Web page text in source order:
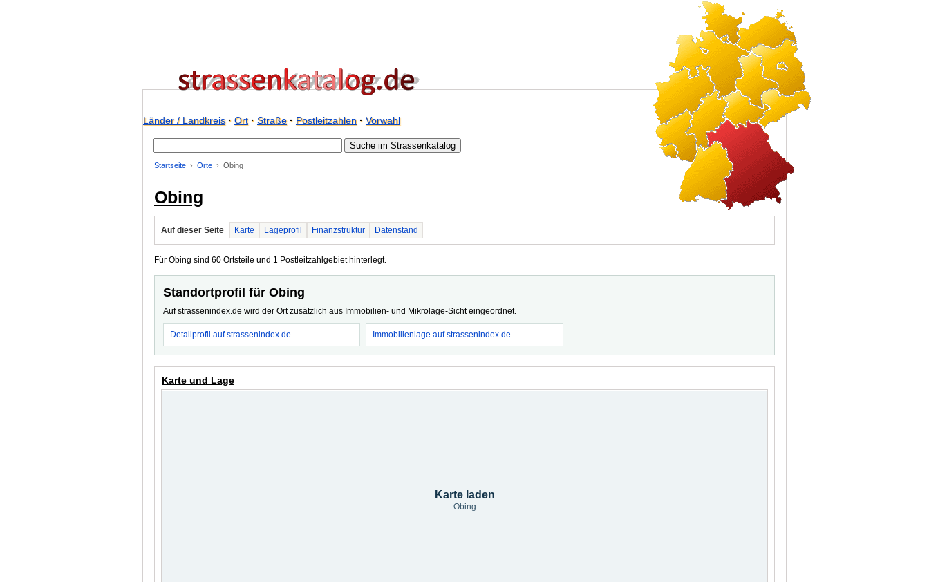
Länder / Landkreis· Ort· Straße· Postleitzahlen· Vorwahl
Startseite Orte Obing
Obing
Auf dieser Seite Karte Lageprofil Finanzstruktur Datenstand
Für Obing sind 60 Ortsteile und 1 Postleitzahlgebiet hinterlegt.
Standortprofil für Obing
Auf strassenindex.de wird der Ort zusätzlich aus Immobilien- und Mikrolage-Sicht eingeordnet.
Detailprofil auf strassenindex.de Immobilienlage auf strassenindex.de
Karte und Lage
Karte laden
Obing